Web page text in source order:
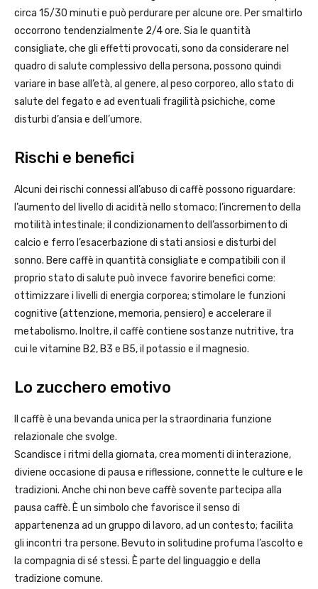
circa 15/30 minuti e può perdurare per alcune ore. Per smaltirlo
occorrono tendenzialmente 2/4 ore. Sia le quantità
consigliate, che gli effetti provocati, sono da considerare nel
quadro di salute complessivo della persona, possono quindi
variare in base all’età, al genere, al peso corporeo, allo stato di
salute del fegato e ad eventuali fragilità psichiche, come
disturbi d’ansia e dell’umore.
Rischi e benefici
Alcuni dei rischi connessi all’abuso di caffè possono riguardare:
l’aumento del livello di acidità nello stomaco; l’incremento della
motilità intestinale; il condizionamento dell’assorbimento di
calcio e ferro l’esacerbazione di stati ansiosi e disturbi del
sonno. Bere caffè in quantità consigliate e compatibili con il
proprio stato di salute può invece favorire benefici come:
ottimizzare i livelli di energia corporea; stimolare le funzioni
cognitive (attenzione, memoria, pensiero) e accelerare il
metabolismo. Inoltre, il caffè contiene sostanze nutritive, tra
cui le vitamine B2, B3 e B5, il potassio e il magnesio.
Lo zucchero emotivo
Il caffè è una bevanda unica per la straordinaria funzione
relazionale che svolge.
Scandisce i ritmi della giornata, crea momenti di interazione,
diviene occasione di pausa e riflessione, connette le culture e le
tradizioni. Anche chi non beve caffè sovente partecipa alla
pausa caffè. È un simbolo che favorisce il senso di
appartenenza ad un gruppo di lavoro, ad un contesto; facilita
gli incontri tra persone. Bevuto in solitudine profuma l’ascolto e
la compagnia di sé stessi. È parte del linguaggio e della
tradizione comune.